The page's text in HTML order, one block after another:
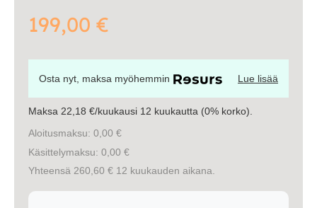
199,00 €
Osta nyt, maksa myöhemmin Lue lisää
Maksa 22,18 €/kuukausi 12 kuukautta (0% korko).
Aloitusmaksu: 0,00 €
Käsittelymaksu: 0,00 €
Yhteensä 260,60 € 12 kuukauden aikana.